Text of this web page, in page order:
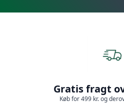
Gratis fragt
Køb for 499 kr. og